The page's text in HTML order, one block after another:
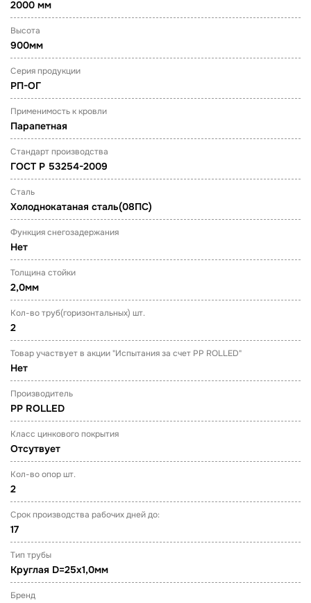
2000 мм
Высота
900мм
Серия продукции
РП-ОГ
Применимость к кровли
Парапетная
Стандарт производства
ГОСТ Р 53254-2009
Сталь
Холоднокатаная сталь(08ПС)
Функция снегозадержания
Нет
Толщина стойки
2,0мм
Кол-во труб(горизонтальных) шт.
2
Товар участвует в акции "Испытания за счет PP ROLLED"
Нет
Производитель
PP ROLLED
Класс цинкового покрытия
Отсутвует
Кол-во опор шт.
2
Срок производства рабочих дней до:
17
Тип трубы
Круглая D=25х1,0мм
Бренд